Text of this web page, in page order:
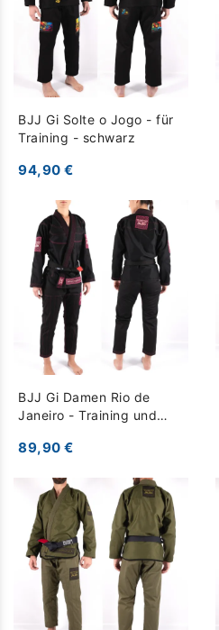
BJJ Gi Solte o Jogo - für
Training - schwarz
94,90 €
BJJ Gi Damen Rio de
Janeiro - Training und
89,90 €